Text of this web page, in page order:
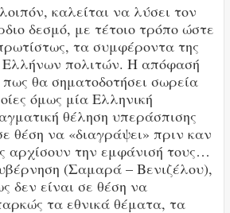
καλείται να λύσει τον
δεσμό, με τέτοιο τρόπο ώστε
τα συμφέροντα της
πολιτών. Η απόφασή
πως θα σηματοδοτήσει σωρεία
όμως μία Ελληνική
θέληση υπεράσπισης
θέση να «διαγράψει» πριν καν
αρχίσουν την εμφάνισή τους…
(Σαμαρά – Βενιζέλου),
δεν είναι σε θέση να
τα εθνικά θέματα, τα